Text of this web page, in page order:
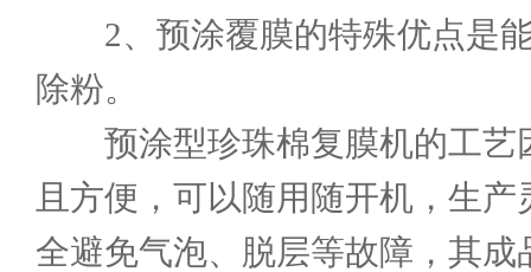
2、预涂覆膜的特殊优点是能
除粉。
预涂型珍珠棉复膜机的工艺
且方便，可以随用随开机，生
全避免气泡、脱层等故障，其成